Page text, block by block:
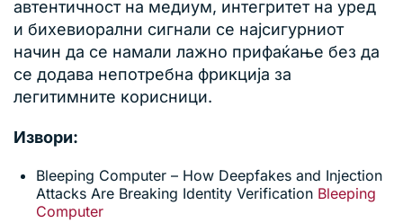
автентичност на медиум, интегритет на уред
и бихевиорални сигнали се најсигурниот
начин да се намали лажно прифаќање без да
се додава непотребна фрикција за
легитимните корисници.
Извори:
Bleeping Computer – How Deepfakes and Injection
Attacks Are Breaking Identity Verification Bleeping
Computer